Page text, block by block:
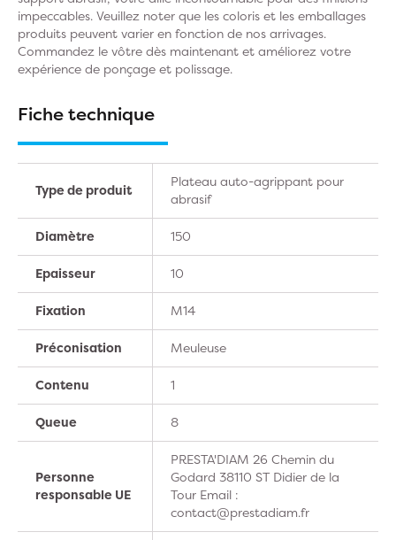
impeccables. Veuillez noter que les coloris et les emballages
produits peuvent varier en fonction de nos arrivages.
Commandez le vôtre dès maintenant et améliorez votre
expérience de ponçage et polissage.
Fiche technique
Type de produit
Plateau auto-agrippant pour
abrasif
Diamètre 150
Epaisseur 10
Fixation M14
Préconisation Meuleuse
Contenu 1
Queue 8
Personne
responsable UE
PRESTA'DIAM 26 Chemin du
Godard 38110 ST Didier de la
Tour Email :
contact@prestadiam.fr